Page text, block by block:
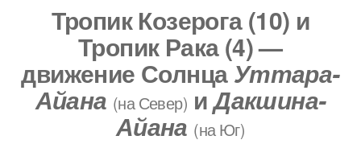
Тропик Козерога (10) и
Тропик Рака (4) —
движение СолнцаУттара-
Айана (на Север) иДакшина-
Айана (на Юг)